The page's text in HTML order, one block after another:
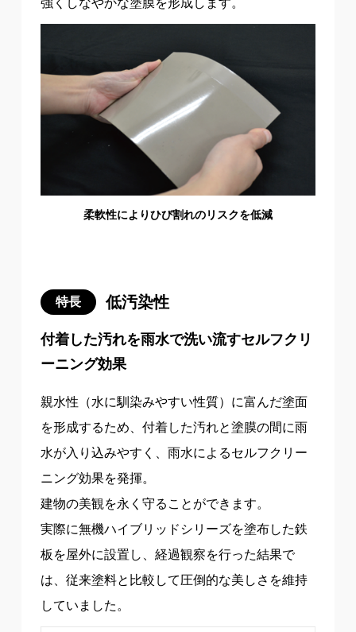
強くしなやかな塗膜を形成します。
柔軟性によりひび割れのリスクを低減
特長 低汚染性
付着した汚れを雨水で洗い流すセルフクリ
ーニング効果
親水性（水に馴染みやすい性質）に富んだ塗面
を形成するため、付着した汚れと塗膜の間に雨
水が入り込みやすく、雨水によるセルフクリー
ニング効果を発揮。
建物の美観を永く守ることができます。
実際に無機ハイブリッドシリーズを塗布した鉄
板を屋外に設置し、経過観察を行った結果で
は、従来塗料と比較して圧倒的な美しさを維持
していました。